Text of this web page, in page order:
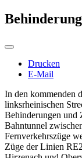
Drucken
E-Mail
In den kommenden
linksrheinischen
Behinderungen und
Bahntunnel
Fernverkehrszüge
Züge der Linien